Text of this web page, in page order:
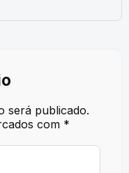
será publicado.
com *